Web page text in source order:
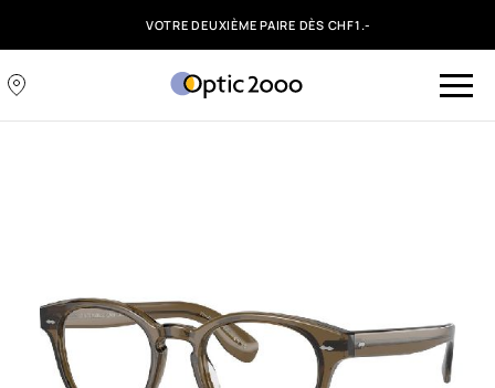
VOTRE DEUXIÈME PAIRE DÈS CHF1.-